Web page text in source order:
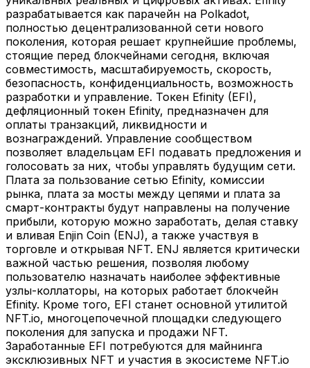
разрабатывается как парачейн на Polkadot,
полностью децентрализованной сети нового
поколения, которая решает крупнейшие проблемы,
стоящие перед блокчейнами сегодня, включая
совместимость, масштабируемость, скорость,
безопасность, конфиденциальность, возможность
разработки и управление. Токен Efinity (EFI),
дефляционный токен Efinity, предназначен для
оплаты транзакций, ликвидности и
вознаграждений. Управление сообществом
позволяет владельцам EFI подавать предложения и
голосовать за них, чтобы управлять будущим сети.
Плата за пользование сетью Efinity, комиссии
рынка, плата за мосты между цепями и плата за
смарт-контракты будут направлены на получение
прибыли, которую можно заработать, делая ставку
и вливая Enjin Coin (ENJ), а также участвуя в
торговле и открывая NFT. ENJ является критически
важной частью решения, позволяя любому
пользователю назначать наиболее эффективные
узлы-коллаторы, на которых работает блокчейн
Efinity. Кроме того, EFI станет основной утилитой
NFT.io, многоцепочечной площадки следующего
поколения для запуска и продажи NFT.
Заработанные EFI потребуются для майнинга
эксклюзивных NFT и участия в экосистеме NFT.io